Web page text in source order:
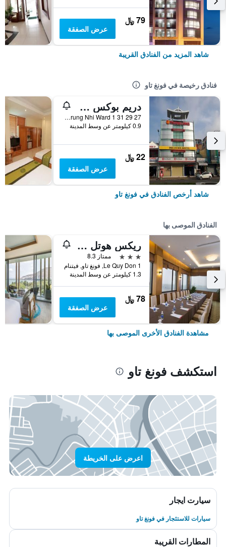
79 ﷼
عرض الصفقة
شاهد المزيد من الفنادق القريبة
فنادق رخيصة في فونغ تاو
دريم بوكس هوستل
27 29 31 Trung Nhi Ward 1, فونغ تاو, فيتنام
0.9 كيلومتر عن وسط المدينة
22 ﷼
عرض الصفقة
شاهد أرخص الفنادق في فونغ تاو
الفنادق الموصى بها
ريكس هوتل فونج تاو
3 نجوم
ممتاز 8.3
1 Le Quy Don, فونغ تاو, فيتنام
1.3 كيلومتر عن وسط المدينة
78 ﷼
عرض الصفقة
مشاهدة الفنادق الأخرى الموصى بها
استكشف فونغ تاو
اعرض على الخريطة
سيارت ايجار
سيارات للاستئجار في فونغ تاو
المطارات القريبة